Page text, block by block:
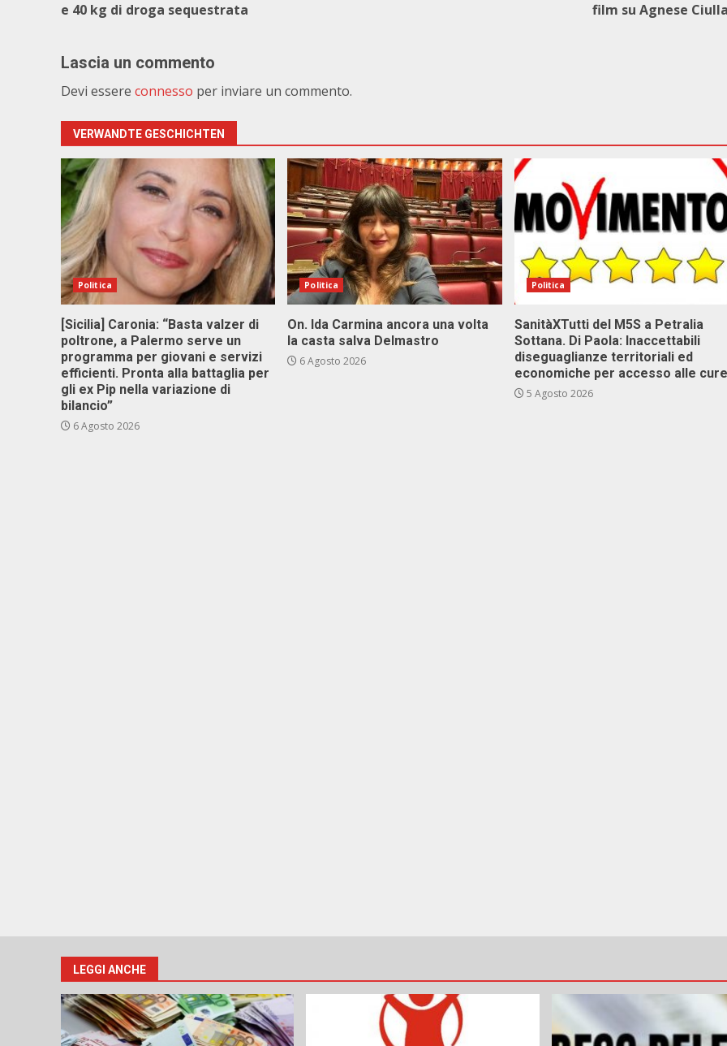
e 40 kg di droga sequestrata
film su Agnese
Lascia un commento
Devi essere connesso per inviare un commento.
VERWANDTE GESCHICHTEN
Politica
[Sicilia] Caronia: “Basta valzer di
poltrone, a Palermo serve un
programma per giovani e servizi
efficienti. Pronta alla battaglia per
gli ex Pip nella variazione di
bilancio”
6 Agosto 2026
Politica
On. Ida Carmina ancora una volta
la casta salva Delmastro
6 Agosto 2026
Politica
SanitàXTutti del M5S a Petralia
Sottana. Di Paola: Inaccettabili
diseguaglianze territoriali ed
economiche per accesso alle cure
5 Agosto 2026
LEGGI ANCHE